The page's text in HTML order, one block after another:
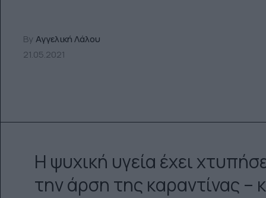
ByΑγγελική Λάλου
21.05.2021
Η ψυχική υγεία έχει
την άρση της καραντίνας –